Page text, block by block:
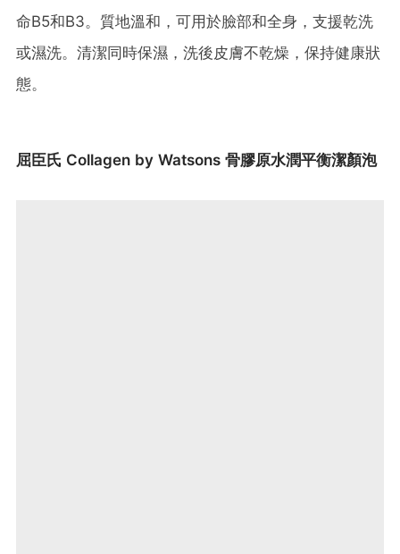
命B5和B3。質地溫和，可用於臉部和全身，支援乾洗
或濕洗。清潔同時保濕，洗後皮膚不乾燥，保持健康狀
態。
屈臣氏 Collagen by Watsons 骨膠原水潤平衡潔顏泡